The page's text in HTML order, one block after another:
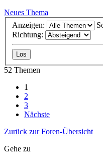
Neues Thema
Anzeigen:
Richtung:
52 Themen
1
2
3
Nächste
Zurück zur Foren-Übersicht
Gehe zu